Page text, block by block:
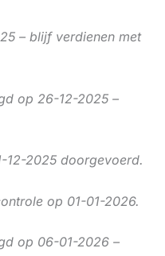
– blijf verdienen met
op 26-12-2025 –
12-2025 doorgevoerd.
op 01-01-2026.
op 06-01-2026 –